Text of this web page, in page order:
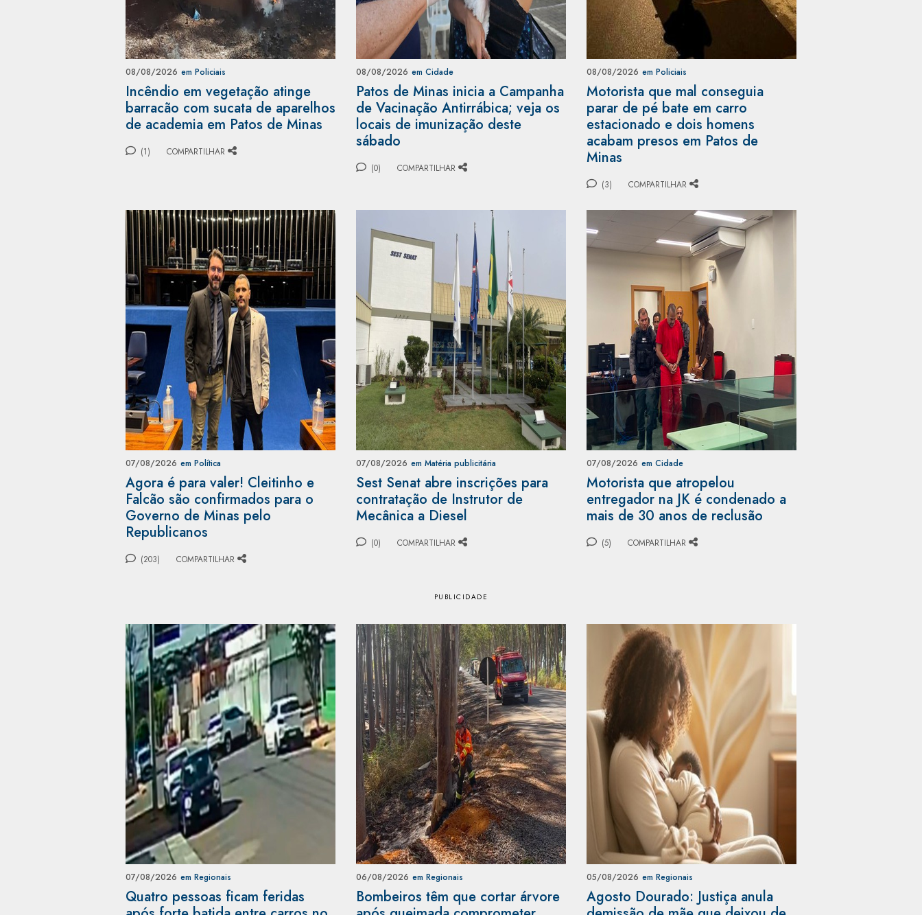
08/08/2026 em Policiais
Incêndio em vegetação atinge
barracão com sucata de aparelhos
de academia em Patos de Minas
(1) COMPARTILHAR
08/08/2026 em Cidade
Patos de Minas inicia a Campanha
de Vacinação Antirrábica; veja os
locais de imunização deste
sábado
(0) COMPARTILHAR
08/08/2026 em Policiais
Motorista que mal conseguia
parar de pé bate em carro
estacionado e dois homens
acabam presos em Patos de
Minas
(3) COMPARTILHAR
07/08/2026 em Política
Agora é para valer! Cleitinho e
Falcão são confirmados para o
Governo de Minas pelo
Republicanos
(203) COMPARTILHAR
07/08/2026 em Matéria publicitária
Sest Senat abre inscrições para
contratação de Instrutor de
Mecânica a Diesel
(0) COMPARTILHAR
07/08/2026 em Cidade
Motorista que atropelou
entregador na JK é condenado a
mais de 30 anos de reclusão
(5) COMPARTILHAR
07/08/2026 em Regionais
Quatro pessoas ficam feridas
06/08/2026 em Regionais
Bombeiros têm que cortar árvore
05/08/2026 em Regionais
Agosto Dourado: Justiça anula